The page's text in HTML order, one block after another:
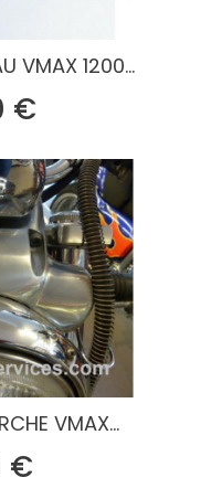
VMAX 1200...
€Prix
VMAX...
€